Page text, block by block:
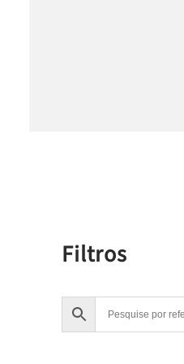
Filtros